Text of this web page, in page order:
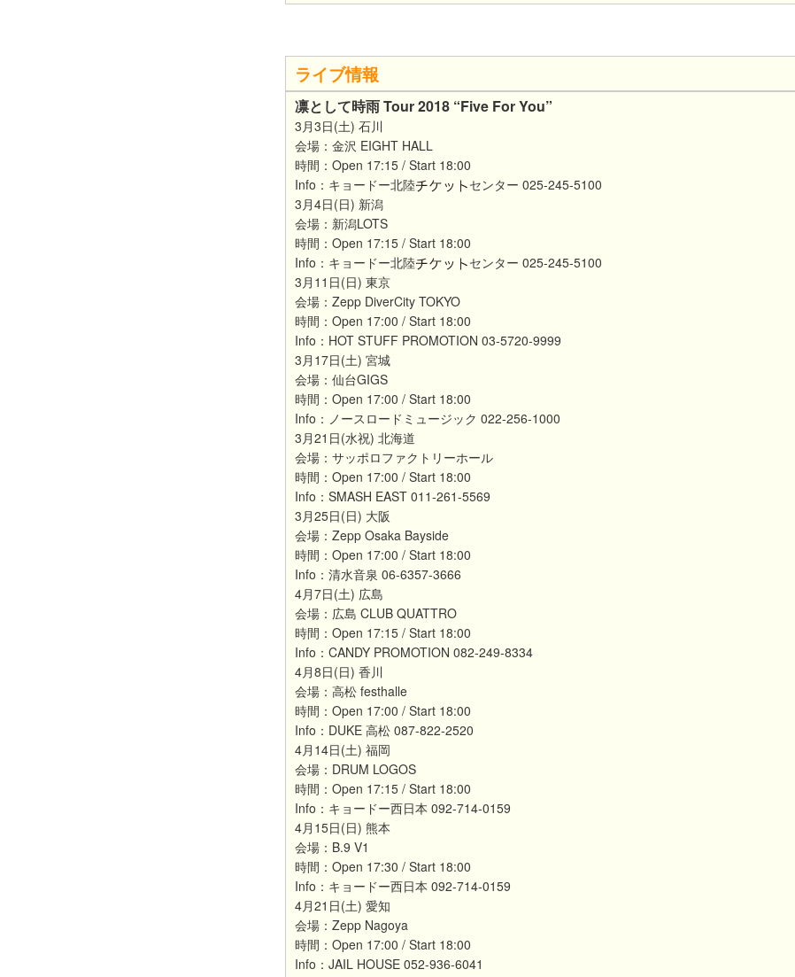
ライブ情報
凛として時雨 Tour 2018 “Five For You”
3月3日(土) 石川
会場：金沢 EIGHT HALL
時間：Open 17:15 / Start 18:00
Info：キョードー北陸
センター 025-245-5100
3月4日(日) 新潟
会場：新潟LOTS
時間：Open 17:15 / Start 18:00
Info：キョードー北陸
センター 025-245-5100
3月11日(日) 東京
会場：Zepp DiverCity TOKYO
時間：Open 17:00 / Start 18:00
Info：HOT STUFF PROMOTION 03-5720-9999
3月17日(土) 宮城
会場：仙台GIGS
時間：Open 17:00 / Start 18:00
Info：ノースロードミュージック 022-256-1000
3月21日(水祝) 北海道
会場：サッポロファクトリーホール
時間：Open 17:00 / Start 18:00
Info：SMASH EAST 011-261-5569
3月25日(日) 大阪
会場：Zepp Osaka Bayside
時間：Open 17:00 / Start 18:00
Info：清水音泉 06-6357-3666
4月7日(土) 広島
会場：広島 CLUB QUATTRO
時間：Open 17:15 / Start 18:00
Info：CANDY PROMOTION 082-249-8334
4月8日(日) 香川
会場：高松 festhalle
時間：Open 17:00 / Start 18:00
Info：DUKE 高松 087-822-2520
4月14日(土) 福岡
会場：DRUM LOGOS
時間：Open 17:15 / Start 18:00
Info：キョードー西日本 092-714-0159
4月15日(日) 熊本
会場：B.9 V1
時間：Open 17:30 / Start 18:00
Info：キョードー西日本 092-714-0159
4月21日(土) 愛知
会場：Zepp Nagoya
時間：Open 17:00 / Start 18:00
Info：JAIL HOUSE 052-936-6041